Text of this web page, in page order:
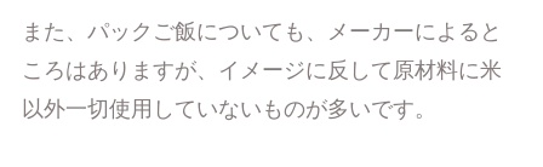
また、パックご飯についても、メーカーによると
ころはありますが、イメージに反して原材料に米
以外一切使用していないものが多いです。